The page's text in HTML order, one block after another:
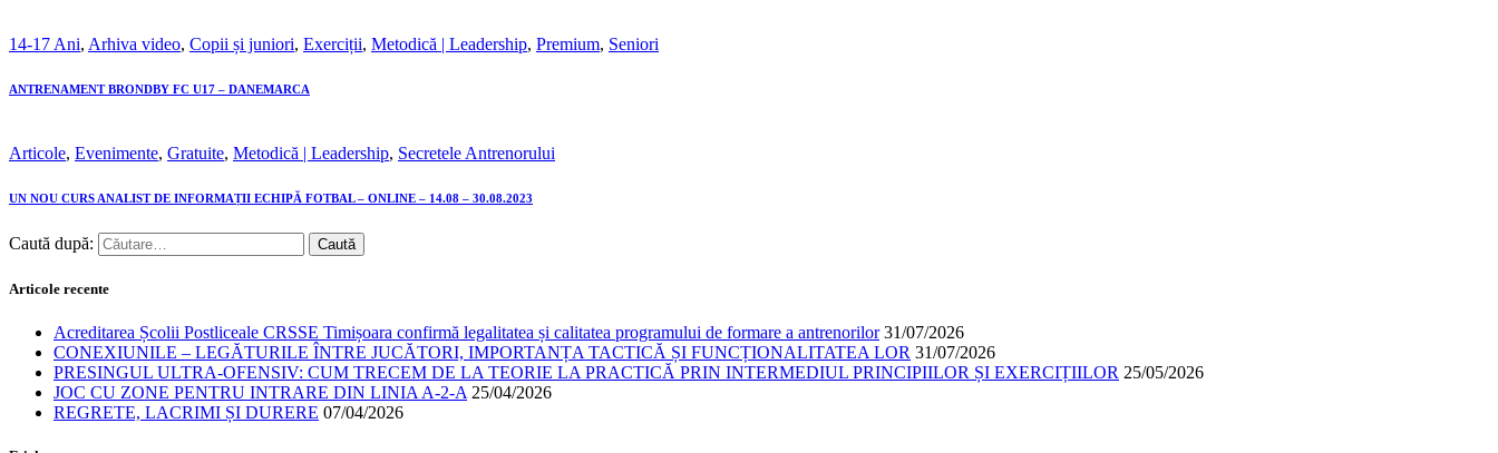
14-17 Ani, Arhiva video, Copii și juniori, Exerciții, Metodică | Leadership, Premium, Seniori
ANTRENAMENT BRONDBY FC U17 – DANEMARCA
Articole, Evenimente, Gratuite, Metodică | Leadership, Secretele Antrenorului
UN NOU CURS ANALIST DE INFORMAȚII ECHIPĂ FOTBAL – ONLINE – 14.08 – 30.08.2023
Caută după:
Articole recente
Acreditarea Școlii Postliceale CRSSE Timișoara confirmă legalitatea și calitatea programului de formare a antrenorilor 31/07/2026
CONEXIUNILE – LEGĂTURILE ÎNTRE JUCĂTORI, IMPORTANȚA TACTICĂ ȘI FUNCȚIONALITATEA LOR 31/07/2026
PRESINGUL ULTRA-OFENSIV: CUM TRECEM DE LA TEORIE LA PRACTICĂ PRIN INTERMEDIUL PRINCIPIILOR ȘI EXERCIȚIILOR 25/05/2026
JOC CU ZONE PENTRU INTRARE DIN LINIA A-2-A 25/04/2026
REGRETE, LACRIMI ȘI DURERE 07/04/2026